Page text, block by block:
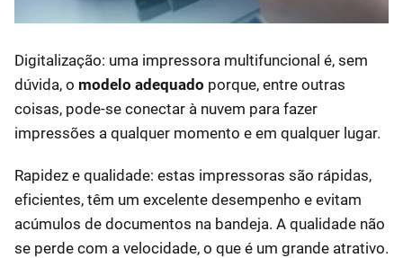
Digitalização: uma impressora multifuncional é, sem
dúvida, o modelo adequado porque, entre outras
coisas, pode-se conectar à nuvem para fazer
impressões a qualquer momento e em qualquer lugar.
Rapidez e qualidade: estas impressoras são rápidas,
eficientes, têm um excelente desempenho e evitam
acúmulos de documentos na bandeja. A qualidade não
se perde com a velocidade, o que é um grande atrativo.